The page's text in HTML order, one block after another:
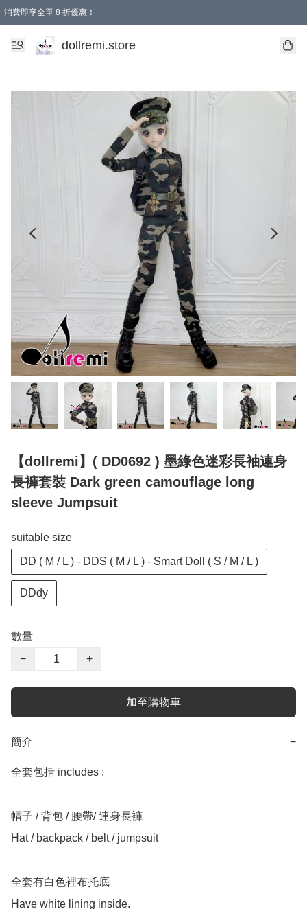
消費即享全單 8 折優惠！
購物滿 HKD 1500.00即享免運費優惠！（適用於 本地送貨、本地取貨、國際送貨 )
dollremi.store
【dollremi】( DD0692 ) 墨綠色迷彩長袖連身
長褲套裝 Dark green camouflage long
sleeve Jumpsuit
suitable size
DD ( M / L ) - DDS ( M / L ) - Smart Doll ( S / M / L )
DDdy
數量
−
+
加至購物車
簡介 −
全套包括 includes :
帽子 / 背包 / 腰帶/ 連身長褲
Hat / backpack / belt / jumpsuit
全套有白色裡布托底